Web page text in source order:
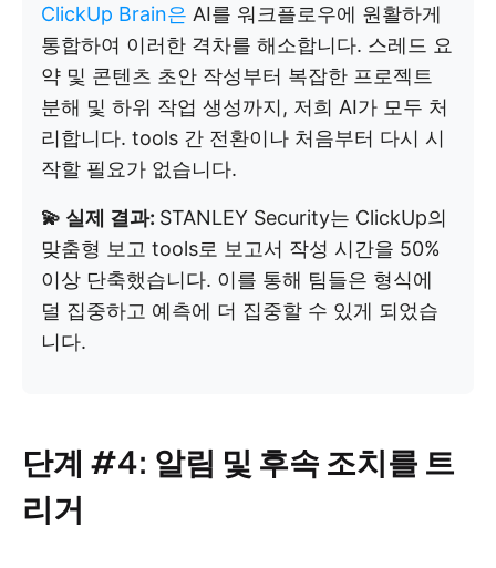
ClickUp Brain은 AI를 워크플로우에 원활하게
통합하여 이러한 격차를 해소합니다. 스레드 요
약 및 콘텐츠 초안 작성부터 복잡한 프로젝트
분해 및 하위 작업 생성까지, 저희 AI가 모두 처
리합니다. tools 간 전환이나 처음부터 다시 시
작할 필요가 없습니다.
💫 실제 결과: STANLEY Security는 ClickUp의
맞춤형 보고 tools로 보고서 작성 시간을 50%
이상 단축했습니다. 이를 통해 팀들은 형식에
덜 집중하고 예측에 더 집중할 수 있게 되었습
니다.
단계 #4: 알림 및 후속 조치를 트
리거